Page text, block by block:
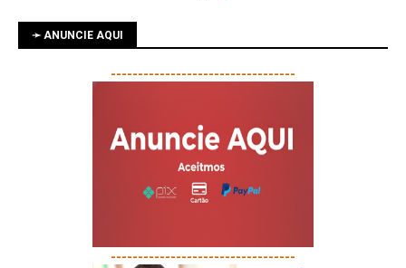
➛ ANUNCIE AQUI
----------------------------------
----------------------------------